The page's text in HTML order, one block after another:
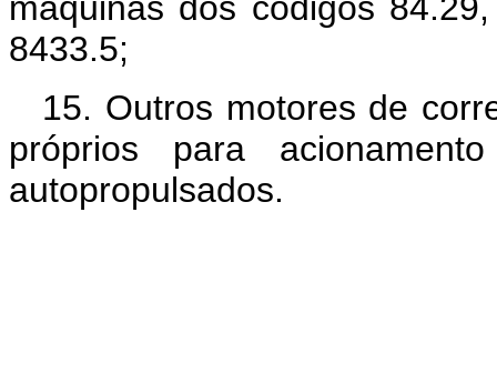
8433.5;
15. Outros motores de
próprios para
autopropulsados.